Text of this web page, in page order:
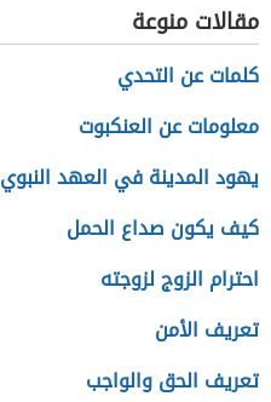
مقالات منوعة
كلمات عن التحدي
معلومات عن العنكبوت
يهود المدينة في العهد النبوي
كيف يكون صداع الحمل
احترام الزوج لزوجته
تعريف الأمن
تعريف الحق والواجب